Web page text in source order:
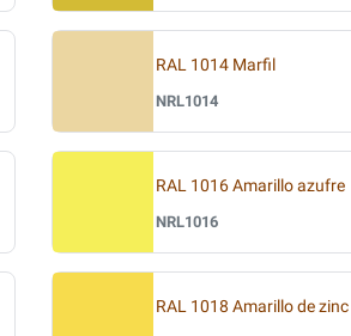
RAL 1014 Marfil
NRL1014
RAL 1016 Amarillo azufre
NRL1016
RAL 1018 Amarillo de zinc